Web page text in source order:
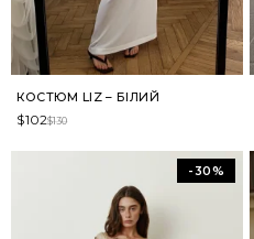
КОСТЮМ LIZ – БІЛИЙ
$130
$102
-30%